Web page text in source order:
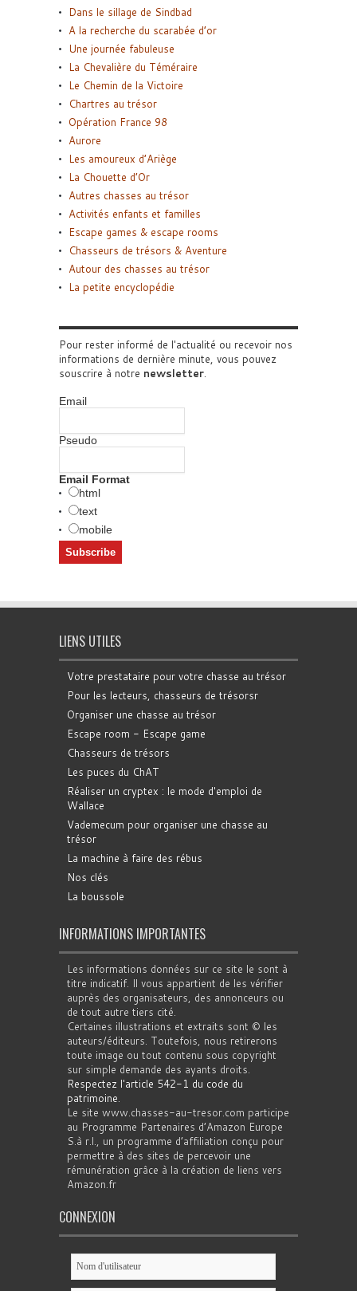
Dans le sillage de Sindbad
A la recherche du scarabée d’or
Une journée fabuleuse
La Chevalière du Téméraire
Le Chemin de la Victoire
Chartres au trésor
Opération France 98
Aurore
Les amoureux d’Ariège
La Chouette d’Or
Autres chasses au trésor
Activités enfants et familles
Escape games & escape rooms
Chasseurs de trésors & Aventure
Autour des chasses au trésor
La petite encyclopédie
Pour rester informé de l'actualité ou recevoir nos
informations de dernière minute, vous pouvez
souscrire à notre newsletter.
Email
Pseudo
Email Format
html
text
mobile
LIENS UTILES
Votre prestataire pour votre chasse au trésor
Pour les lecteurs, chasseurs de trésorsr
Organiser une chasse au trésor
Escape room - Escape game
Chasseurs de trésors
Les puces du ChAT
Réaliser un cryptex : le mode d'emploi de
Wallace
Vademecum pour organiser une chasse au
trésor
La machine à faire des rébus
Nos clés
La boussole
INFORMATIONS IMPORTANTES
Les informations données sur ce site le sont à
titre indicatif. Il vous appartient de les vérifier
auprès des organisateurs, des annonceurs ou
de tout autre tiers cité.
Certaines illustrations et extraits sont © les
auteurs/éditeurs. Toutefois, nous retirerons
toute image ou tout contenu sous copyright
sur simple demande des ayants droits.
Respectez l'article 542-1 du code du
patrimoine.
Le site www.chasses-au-tresor.com participe
au Programme Partenaires d’Amazon Europe
S.à r.l., un programme d’affiliation conçu pour
permettre à des sites de percevoir une
rémunération grâce à la création de liens vers
Amazon.fr
CONNEXION